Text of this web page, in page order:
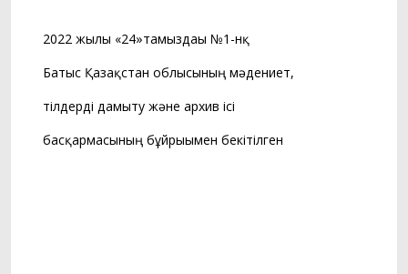
2022 жылғы «24»тамыздағы №1-нқ
Батыс Қазақстан облысының мәдениет,
тілдерді дамыту және архив ісі
басқармасының бұйрығымен бекітілген